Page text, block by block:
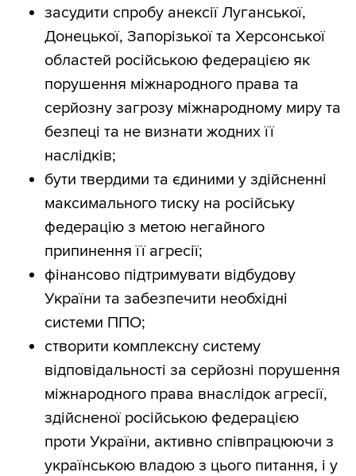
засудити спробу анексії Луганської,
Донецької, Запорізької та Херсонської
областей російською федерацією як
порушення міжнародного права та
серйозну загрозу міжнародному миру та
безпеці та не визнати жодних її
наслідків;
бути твердими та єдиними у здійсненні
максимального тиску на російську
федерацію з метою негайного
припинення її агресії;
фінансово підтримувати відбудову
України та забезпечити необхідні
системи ППО;
створити комплексну систему
відповідальності за серйозні порушення
міжнародного права внаслідок агресії,
здійсненої російською федерацією
проти України, активно співпрацюючи з
українською владою з цього питання, і у